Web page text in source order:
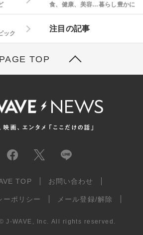
食、健康、美容…暮らし豊かに
ック
注目の記事
PAGE TOP
TOP お問い合わせ
ーポリシー メール登録/解除
J-WAVE, Inc. All rights reserved.